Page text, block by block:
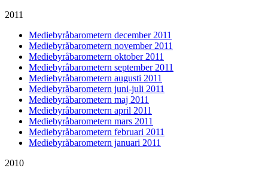
2011
Mediebyråbarometern december 2011
Mediebyråbarometern november 2011
Mediebyråbarometern oktober 2011
Mediebyråbarometern september 2011
Mediebyråbarometern augusti 2011
Mediebyråbarometern juni-juli 2011
Mediebyråbarometern maj 2011
Mediebyråbarometern april 2011
Mediebyråbarometern mars 2011
Mediebyråbarometern februari 2011
Mediebyråbarometern januari 2011
2010